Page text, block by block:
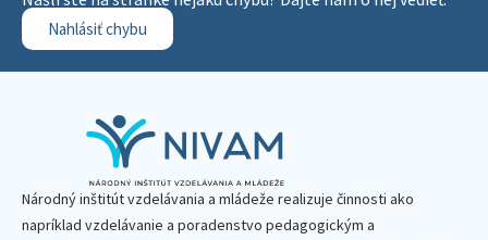
Nahlásiť chybu
Národný inštitút vzdelávania a mládeže realizuje činnosti ako
napríklad vzdelávanie a poradenstvo pedagogickým a